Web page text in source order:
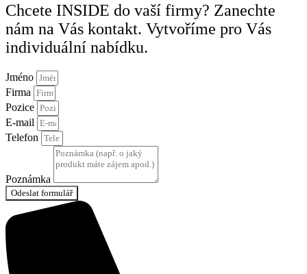
Chcete INSIDE do vaší firmy? Zanechte
nám na Vás kontakt. Vytvoříme pro Vás
individuální nabídku.
Jméno
Firma
Pozice
E-mail
Telefon
Poznámka
Odeslat formulář